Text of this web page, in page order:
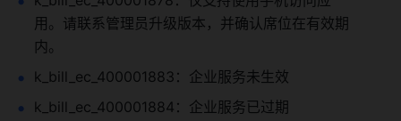
用。请联系管理员升级版本，并确认席位在有效期
内。
k_bill_ec_400001883：企业服务未生效
k_bill_ec_400001884：企业服务已过期